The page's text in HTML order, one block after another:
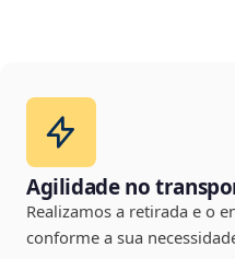
Agilidade no
Realizamos a retirada e o
conforme a sua